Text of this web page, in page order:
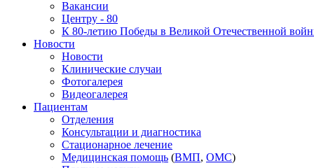
Вакансии
Центру - 80
К 80-летию Победы в Великой Отечественной
Новости
Новости
Клинические случаи
Фотогалерея
Видеогалерея
Пациентам
Отделения
Консультации и диагностика
Стационарное лечение
Медицинская помощь (ВМП, ОМС)